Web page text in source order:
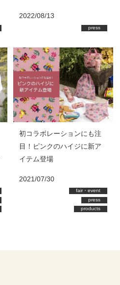
2022/08/13
press
初コラボレーションにも注
目！ピンクのハイジに新ア
イテム登場
2021/07/30
fair・event
press
products